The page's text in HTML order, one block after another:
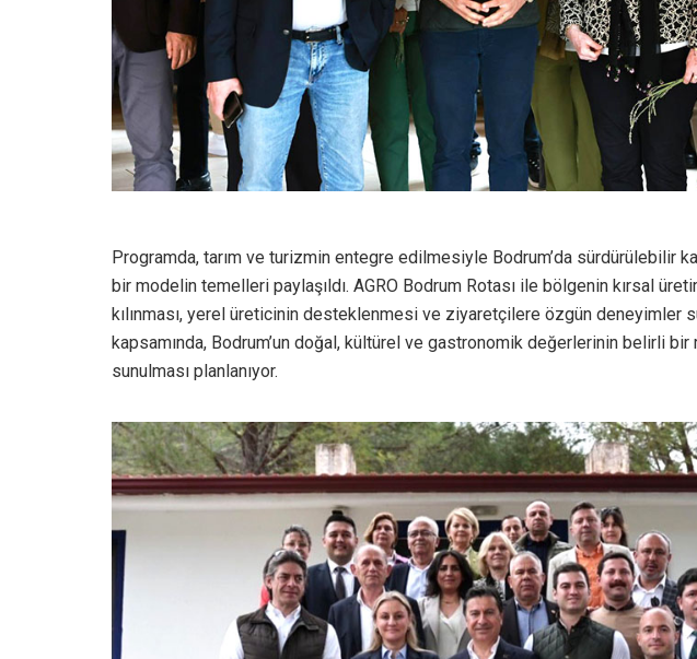
Programda, tarım ve turizmin entegre edilmesiyle Bodrum’da sürdürülebilir
bir modelin temelleri paylaşıldı. AGRO Bodrum Rotası ile bölgenin kırsal
kılınması, yerel üreticinin desteklenmesi ve ziyaretçilere özgün deneyimler
kapsamında, Bodrum’un doğal, kültürel ve gastronomik değerlerinin belirli
sunulması planlanıyor.